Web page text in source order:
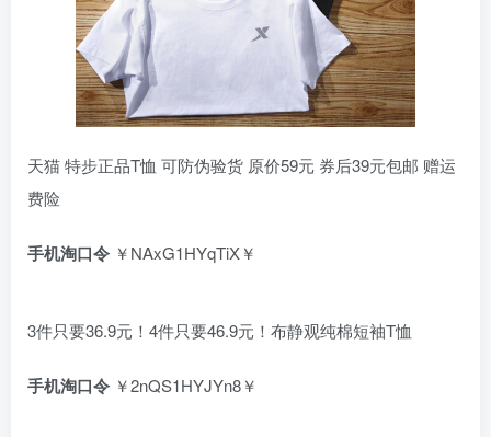
天猫 特步正品T恤 可防伪验货 原价59元 券后39元包邮 赠运
费险
手机淘口令 ￥NAxG1HYqTiX￥
3件只要36.9元！4件只要46.9元！布静观纯棉短袖T恤
手机淘口令 ￥2nQS1HYJYn8￥